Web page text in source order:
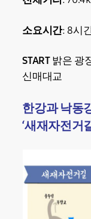
소요시간: 8시
START밝은 광
신매대교
한강과 낙동
‘새재자전거